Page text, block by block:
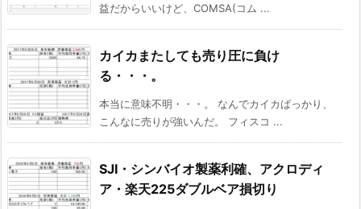
益だからいいけど、COMSA(コム ...
カイカまたしても売り圧に負け
る・・・。
本当に意味不明・・・。 なんでカイカばっかり、
こんなに売りが強いんだ。 フィスコ ...
SJI・シンバイオ製薬利確、アクロディ
ア・楽天225ダブルベア損切り